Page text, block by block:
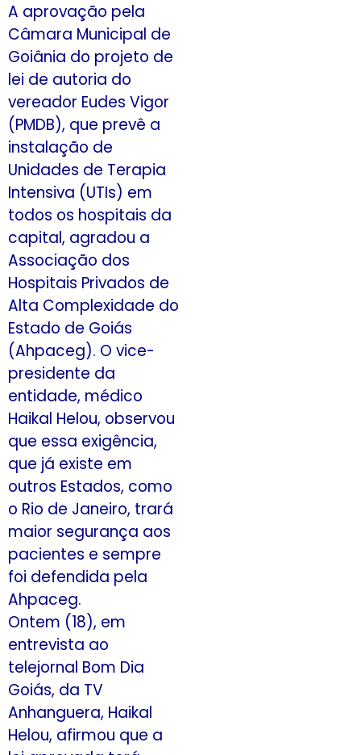
A aprovação pela
Câmara Municipal de
Goiânia do projeto de
lei de autoria do
vereador Eudes Vigor
(PMDB), que prevê a
instalação de
Unidades de Terapia
Intensiva (UTIs) em
todos os hospitais da
capital, agradou a
Associação dos
Hospitais Privados de
Alta Complexidade do
Estado de Goiás
(Ahpaceg). O vice-
presidente da
entidade, médico
Haikal Helou, observou
que essa exigência,
que já existe em
outros Estados, como
o Rio de Janeiro, trará
maior segurança aos
pacientes e sempre
foi defendida pela
Ahpaceg.
Ontem (18), em
entrevista ao
telejornal Bom Dia
Goiás, da TV
Anhanguera, Haikal
Helou, afirmou que a